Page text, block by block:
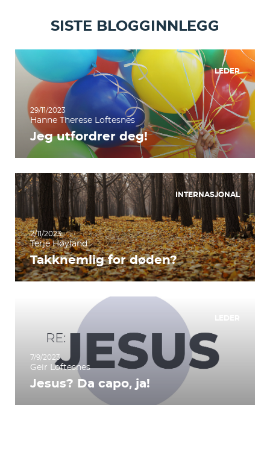
SISTE BLOGGINNLEGG
LEDER
29/11/2023
Hanne Therese Loftesnes
Jeg utfordrer deg!
INTERNASJONAL
2/11/2023
Terje Høyland
Takknemlig for døden?
7/9/2023
Geir Loftesnes
Jesus? Da capo, ja!